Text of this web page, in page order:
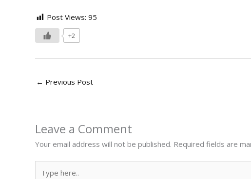
Post Views: 95
+2
← Previous Post
Leave a Comment
Your email address will not be published. Required fields are